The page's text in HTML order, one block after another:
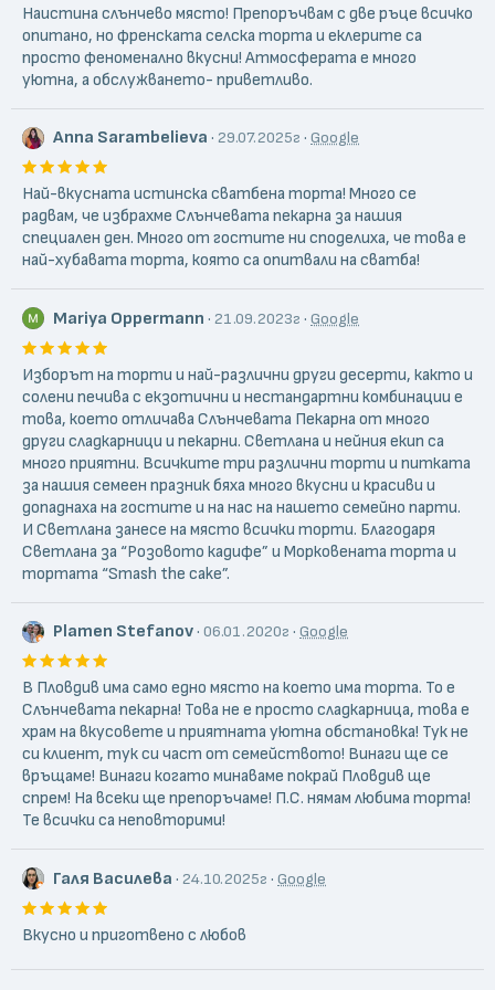
В "Слънчевата пекарна" ще откриете разнообразни и
вкусни неустоими изкушения, приготвени домашно и с
натурални продукти. Зърнено блокче с лимец, веган
морков или с лимец и тиква, Ореховки, меденки, гризини,
бисквитки и много други. А също така и домашно
приготвени торти.
Наистина слънчево място! Препоръчвам с две ръце всичко
опитано, но френската селска торта и еклерите са
просто феноменално вкусни! Атмосферата е много
уютна, а обслужването- приветливо.
Anna Sarambelieva · 29.07.2025г · Google
Най-вкусната истинска сватбена торта! Много се
радвам, че избрахме Слънчевата пекарна за нашия
специален ден. Много от гостите ни споделиха, че това е
най-хубавата торта, която са опитвали на сватба!
Mariya Oppermann · 21.09.2023г · Google
Изборът на торти и най-различни други десерти, както и
солени печива с екзотични и нестандартни комбинации е
това, което отличава Слънчевата Пекарна от много
други сладкарници и пекарни. Светлана и нейния екип са
много приятни. Всичките три различни торти и питката
за нашия семеен празник бяха много вкусни и красиви и
допаднаха на гостите и на нас на нашето семейно парти.
И Светлана занесе на място всички торти. Благодаря
Светлана за “Розовото кадифе” и Морковената торта и
тортата “Smash the cake”.
Plamen Stefanov· 06.01.2020г · Google
В Пловдив има само едно място на което има торта. То е
Слънчевата пекарна! Това не е просто сладкарница, това е
храм на вкусовете и приятната уютна обстановка! Тук не
си клиент, тук си част от семейството! Винаги ще се
връщаме! Винаги когато минаваме покрай Пловдив ще
спрем! На всеки ще препоръчаме! П.С. нямам любима торта!
Те всички са неповторими!
Галя Василева · 24.10.2025г · Google
Вкусно и приготвено с любов